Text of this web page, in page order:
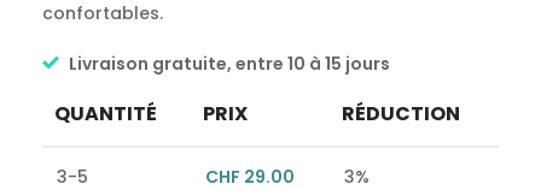
confortables.
Livraison gratuite, entre 10 à 15 jours
QUANTITÉ PRIX RÉDUCTION
3-5 CHF 29.00 3%